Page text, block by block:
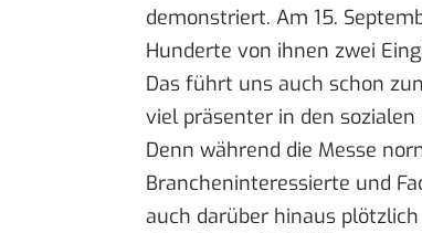
demonstriert. Am 15.
Hunderte von ihnen zwei
Das führt uns auch schon
viel präsenter in den
Denn während die Messe
Brancheninteressierte und
auch darüber hinaus